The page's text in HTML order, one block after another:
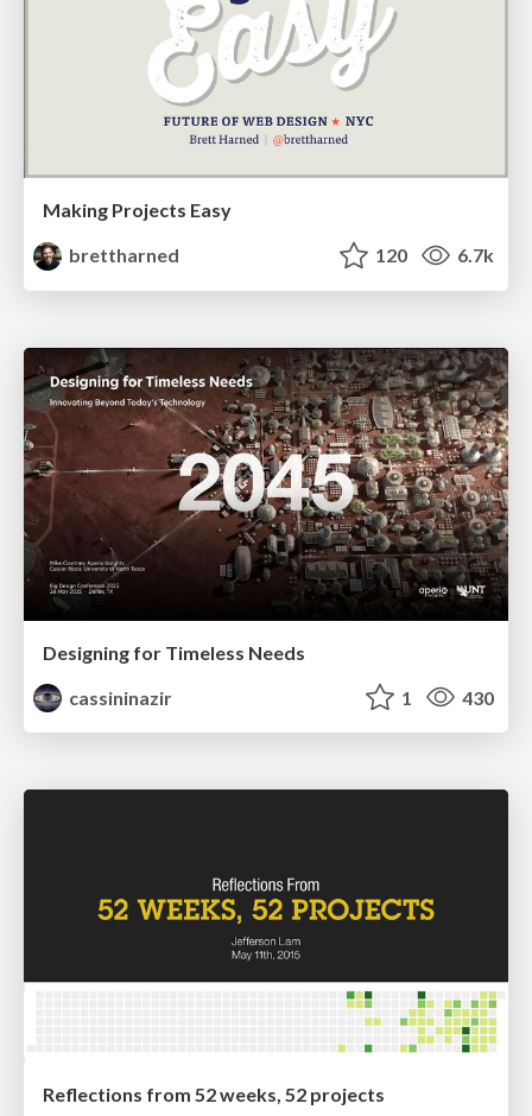
Making Projects Easy
brettharned
120 6.7k
Designing for Timeless Needs
cassininazir
1 430
Reflections from 52 weeks, 52 projects